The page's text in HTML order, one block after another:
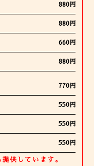
880円
880円
660円
880円
770円
550円
550円
550円
供しています。